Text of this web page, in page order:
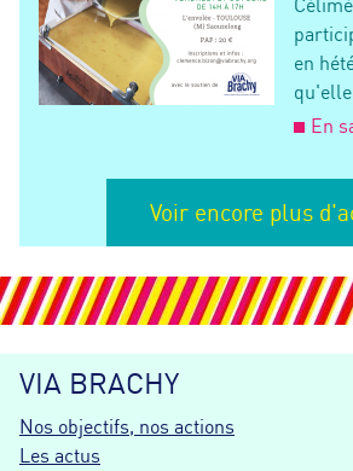
en
En
Voir encore plus
VIA BRACHY
Nos objectifs, nos actions
Les actus